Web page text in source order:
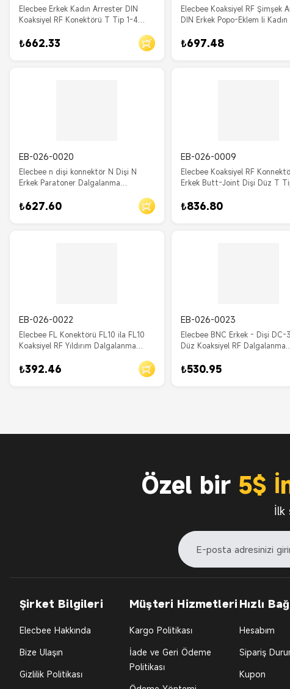
Elecbee Erkek Kadın Arrester DIN
Koaksiyel RF Konektörü T Tip 1-4
Nikel Kaplama
₺662.33
Elecbee Koaksiyel RF Şimşek
DIN Erkek Popo-Eklem li
₺697.48
EB-026-0020
Elecbee n dişi konnektör N Dişi N
Erkek Paratoner Dalgalanma
Kaplama
₺627.60
EB-026-0009
Elecbee Koaksiyel RF
Erkek Butt-Joint Dişi Düz T
₺836.80
EB-026-0022
Elecbee FL Konektörü FL10 ila FL10
Koaksiyel RF Yıldırım Dalgalanma
sistemi
₺392.46
EB-026-0023
Elecbee BNC Erkek - Dişi DC-
Düz Koaksiyel RF Dalgalanma
₺530.95
Özel bir 5$
İlk
Şirket Bilgileri
Elecbee Hakkında
Bize Ulaşın
Gizlilik Politikası
Müşteri Hizmetleri
Kargo Politikası
İade ve Geri Ödeme
Politikası
Hızlı
Hesabım
Sipariş
Kupon